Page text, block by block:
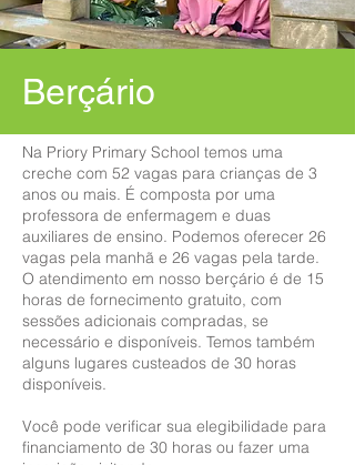
Berçário
Na Priory Primary School temos uma
creche com 52 vagas para crianças de 3
anos ou mais. É composta por uma
professora de enfermagem e duas
auxiliares de ensino. Podemos oferecer 26
vagas pela manhã e 26 vagas pela tarde.
O atendimento em nosso berçário é de 15
horas de fornecimento gratuito, com
sessões adicionais compradas, se
necessário e disponíveis. Temos também
alguns lugares custeados de 30 horas
disponíveis.
Você pode verificar sua elegibilidade para
financiamento de 30 horas ou fazer uma